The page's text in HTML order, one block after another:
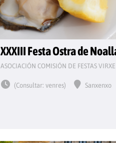
XXXIII Festa Ostra de
(Consultar: venres) Sanxenxo